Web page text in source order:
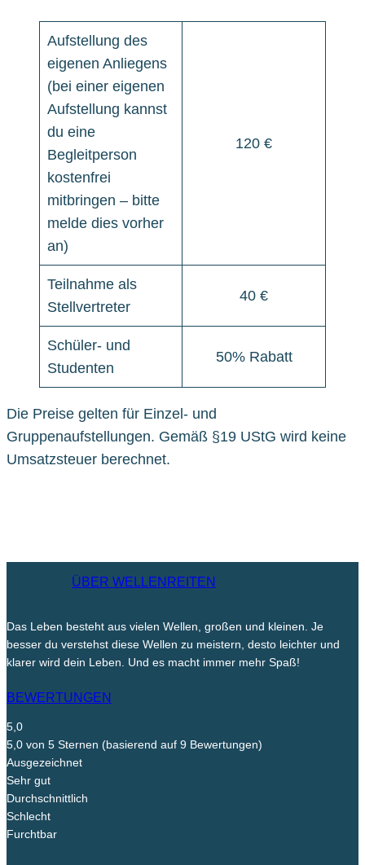
Aufstellung des
eigenen Anliegens
(bei einer eigenen
Aufstellung kannst
du eine
Begleitperson
kostenfrei
mitbringen – bitte
melde dies vorher
an)
120 €
Teilnahme als
Stellvertreter
40 €
Schüler- und
Studenten
50% Rabatt
Die Preise gelten für Einzel- und
Gruppenaufstellungen. Gemäß §19 UStG wird keine
Umsatzsteuer berechnet.
ÜBER WELLENREITEN
Das Leben besteht aus vielen Wellen, großen und kleinen. Je
besser du verstehst diese Wellen zu meistern, desto leichter und
klarer wird dein Leben. Und es macht immer mehr Spaß!
BEWERTUNGEN
5,0
5,0 von 5 Sternen (basierend auf 9 Bewertungen)
Ausgezeichnet
Sehr gut
Durchschnittlich
Schlecht
Furchtbar